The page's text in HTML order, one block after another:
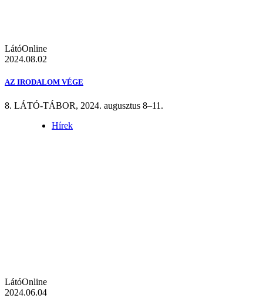
LátóOnline
2024.08.02
AZ IRODALOM VÉGE
8. LÁTÓ-TÁBOR, 2024. augusztus 8–11.
Hírek
LátóOnline
2024.06.04